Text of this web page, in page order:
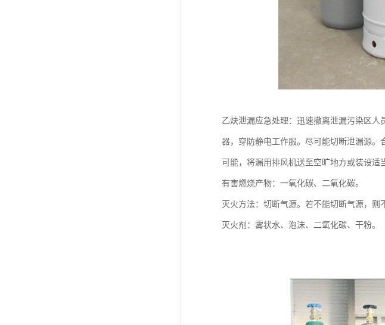
乙炔泄漏应急处理：迅速撤离泄漏污染区
器，穿防静电工作服。尽可能切断泄漏源
可能，将漏用排风机送至空旷地方或装设适
有害燃烧产物：一氧化碳、二氧化碳。
灭火方法：切断气源。若不能切断气源，则
灭火剂：雾状水、泡沫、二氧化碳、干粉。